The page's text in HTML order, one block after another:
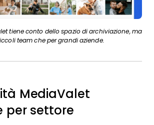
tiene conto dello spazio di archiviazione, ma
team che per grandi aziende.
MediaValet
per settore